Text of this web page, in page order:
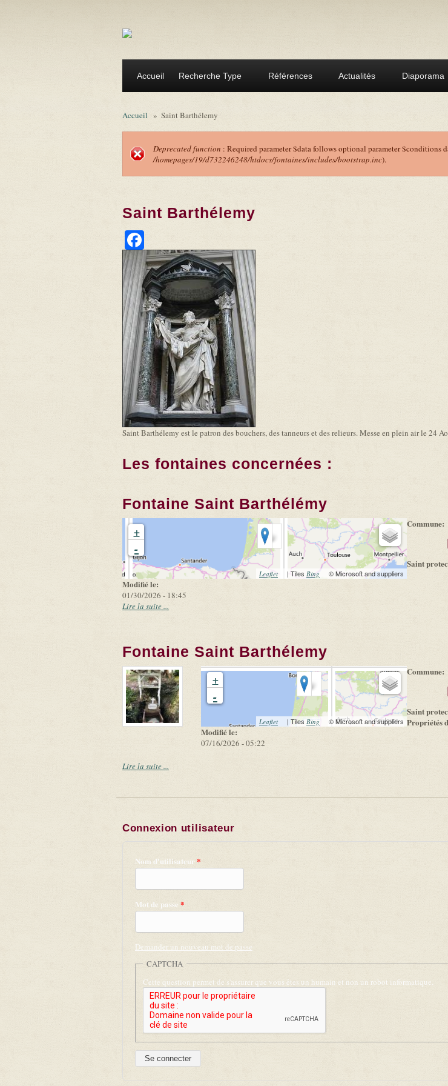
Accueil Recherche Type Références Actualités Diaporama
Accueil » Saint Barthélemy
Message d'erreur
Deprecated function : Required parameter $data follows optional parameter $conditions
/homepages/19/d732246248/htdocs/fontaines/includes/bootstrap.inc).
Saint Barthélemy
Saint Barthélemy est le patron des bouchers, des tanneurs et des relieurs. Messe en plein air le 24
Les fontaines concernées :
Fontaine Saint Barthélémy
+
-
Leaflet (link is external)
| Tiles Bing (link is external)
© Microsoft and suppliers
Modifié le:
01/30/2026 - 18:45
Commune:
Saint
Lire la suite ...
Fontaine Saint Barthélemy
+
-
Leaflet (link is external)
| Tiles Bing (link is external)
© Microsoft and suppliers
Modifié le:
07/16/2026 - 05:22
Commune:
Saint
Propriétés
Lire la suite ...
Connexion utilisateur
Nom d'utilisateur *
Mot de passe *
Demander un nouveau mot de passe
CAPTCHA
Cette question permet de s'assurer que vous êtes un humain et non un robot informatique.